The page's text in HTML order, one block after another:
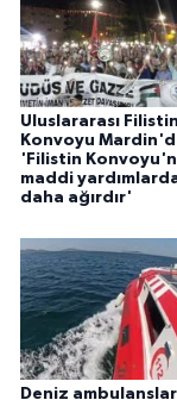
Uluslararası Filistin
Konvoyu
'Filistin
maddi
daha ağırdır'
Deniz